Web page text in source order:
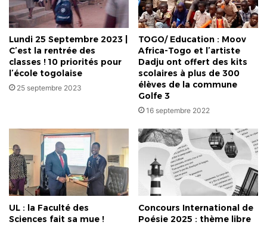
Lundi 25 Septembre 2023 |
C’est la rentrée des
classes ! 10 priorités pour
l’école togolaise
25 septembre 2023
TOGO/ Education : Moov
Africa-Togo et l’artiste
Dadju ont offert des kits
scolaires à plus de 300
élèves de la commune
Golfe 3
16 septembre 2022
UL : la Faculté des
Sciences fait sa mue !
Concours International de
Poésie 2025 : thème libre